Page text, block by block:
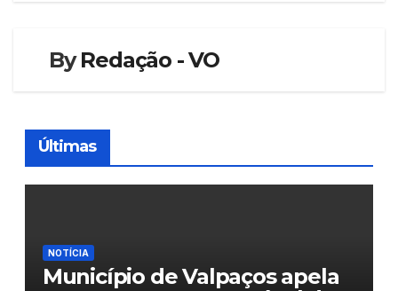
ByRedação - VO
Últimas
NOTÍCIA
Município de Valpaços apela